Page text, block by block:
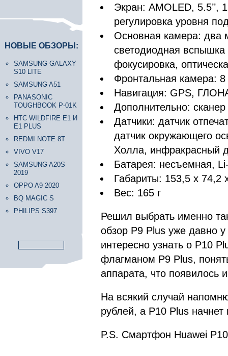
НОВЫЕ ОБЗОРЫ:
SAMSUNG GALAXY
S10 LITE
SAMSUNG A51
PANASONIC
TOUGHBOOK P-01K
HTC WILDFIRE E1 И
E1 PLUS
REDMI NOTE 8T
VIVO V17
SAMSUNG A20S
2019
OPPO A9 2020
BQ MAGIC S
PHILIPS S397
Экран: AMOLED, 5.5’’,
регулировка уровня
Основная камера: два
светодиодная вспышка
фокусировка,
Фронтальная камера:
Навигация: GPS,
Дополнительно:
Датчики: датчик
датчик окружающего
Холла, инфракрасный
Батарея: несъемная,
Габариты: 153,5 х 74,2
Вес: 165 г
Решил выбрать именно
обзор P9 Plus уже давно
интересно узнать о P10
флагманом P9 Plus,
аппарата, что появилось
На всякий случай
рублей, а P10 Plus
P.S. Смартфон Huawei